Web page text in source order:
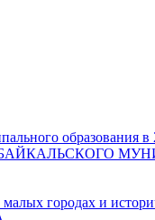
образования в
городах и